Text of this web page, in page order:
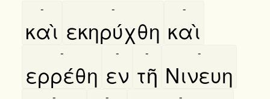
καὶ
-
εκηρύχθη
-
καὶ
-
ερρέθη
-
εν
-
τῆ
-
Νινευη
-